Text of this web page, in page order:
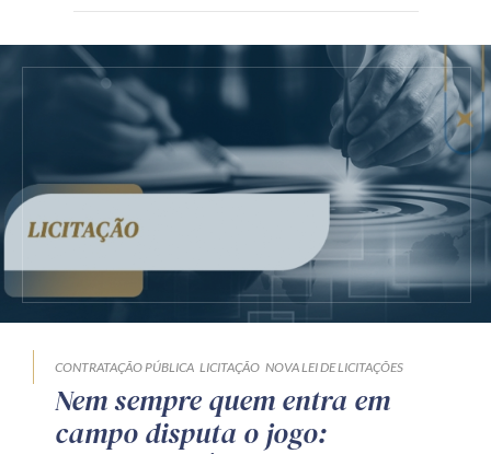
CONTRATAÇÃO PÚBLICA LICITAÇÃO NOVA LEI DE LICITAÇÕES
Nem sempre quem entra em
campo disputa o jogo: